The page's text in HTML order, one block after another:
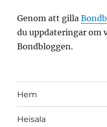
Genom att gilla
du uppdateringar om
Bondbloggen.
Hem
Heisala